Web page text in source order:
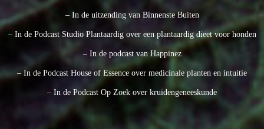
– In de uitzending van Binnenste Buiten
– In de Podcast Studio Plantaardig over een plantaardig dieet voor honden
– In de podcast van Happinez
– In de Podcast House of Essence over medicinale planten en intuitie
– In de Podcast Op Zoek over kruidengeneeskunde